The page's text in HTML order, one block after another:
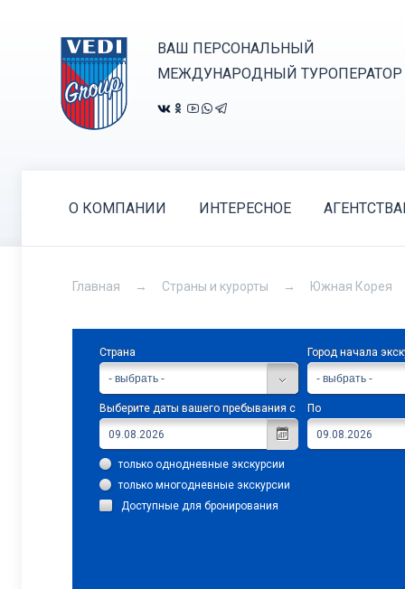
ВАШ ПЕРСОНАЛЬНЫЙ
МЕЖДУНАРОДНЫЙ ТУРОПЕРАТОР
О КОМПАНИИ ИНТЕРЕСНОЕ
Главная Страны и курорты Южная Корея
Страна
- выбрать -
Город начала
- выбрать -
Выберите даты вашего пребывания с По
только однодневные экскурсии
только многодневные экскурсии
Доступные для бронирования